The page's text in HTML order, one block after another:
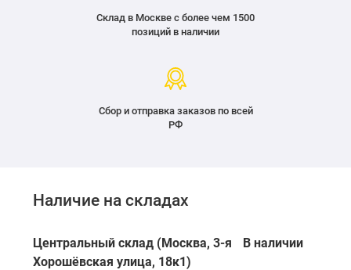
Склад в Москве с более чем 1500
позиций в наличии
Сбор и отправка заказов по всей
РФ
Наличие на складах
Центральный склад (Москва, 3-я
Хорошёвская улица, 18к1)
В наличии